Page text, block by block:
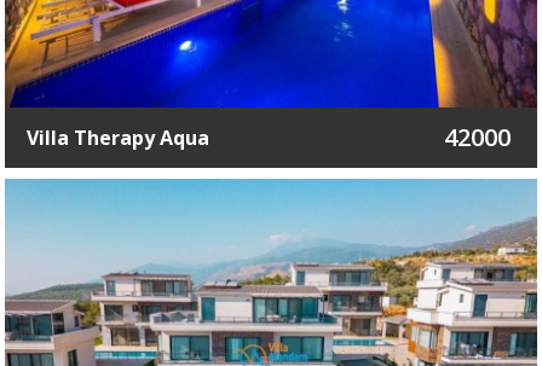
Villa Therapy Aqua 42000